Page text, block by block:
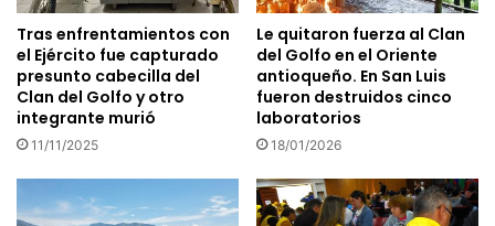
Tras enfrentamientos con
el Ejército fue capturado
presunto cabecilla del
Clan del Golfo y otro
integrante murió
11/11/2025
Le quitaron fuerza al Clan
del Golfo en el Oriente
antioqueño. En San Luis
fueron destruidos cinco
laboratorios
18/01/2026